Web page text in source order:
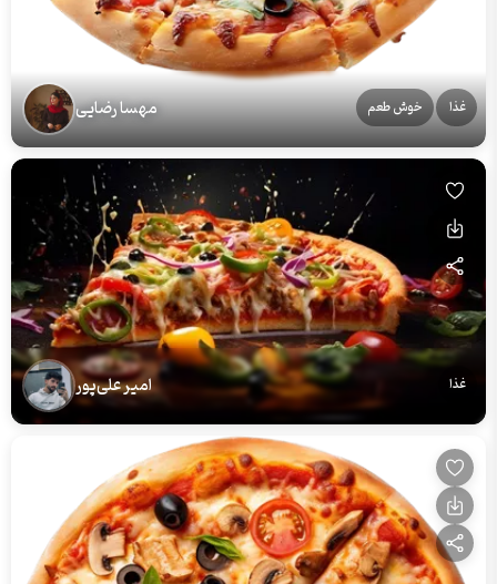
غذا خوش طعم مهسا رضایی
غذا امیر علی‌پور